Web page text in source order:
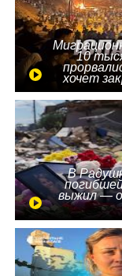
10
хочет
В
выжил —